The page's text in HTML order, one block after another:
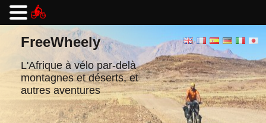
contenuFreeWheely
L'Afrique à vélo par-delà
montagnes et déserts, et
autres aventures